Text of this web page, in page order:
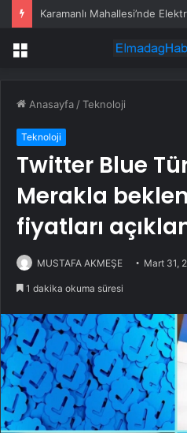
Menü
Anasayfa /Teknoloji
Teknoloji
Twitter Blue
Merakla
fiyatları
MUSTAFA AKMEŞE Mart 31,
1 dakika okuma süresi